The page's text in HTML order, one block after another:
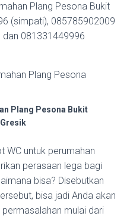
Plang Pesona Bukit
(simpati), 085785902009
081331449996
Plang Pesona Bukit
WC untuk perumahan
perasaan lega bagi
bisa? Disebutkan
bisa jadi Anda akan
mulai dari